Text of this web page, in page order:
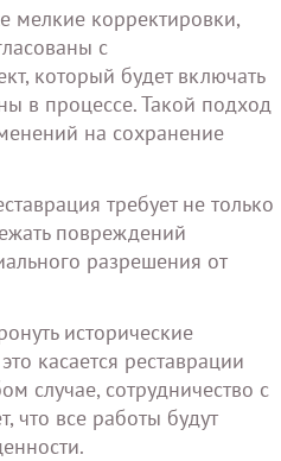
мелкие корректировки,
с
который будет включать
в процессе. Такой подход
на сохранение
требует не только
повреждений
разрешения от
исторические
касается реставрации
случае, сотрудничество с
что все работы будут